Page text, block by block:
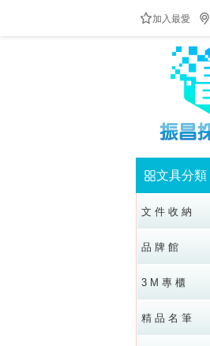
加入最愛 
文具分類
文 件 收 納
品 牌 館
3 M 專 櫃
精 品 名 筆